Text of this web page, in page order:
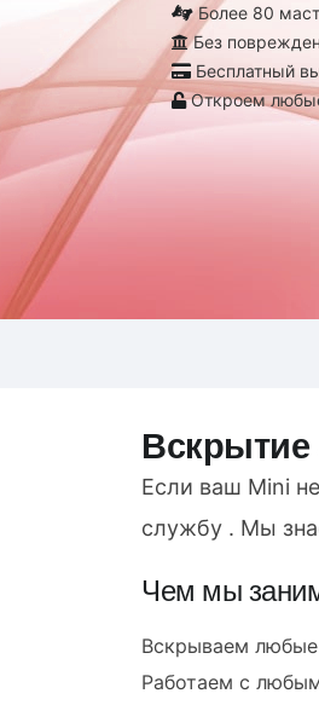
Более 80
Без
Бесплатный
Откроем
Вскрытие
Если ваш Mini
службу . Мы
Чем мы
Вскрываем любые
Работаем с